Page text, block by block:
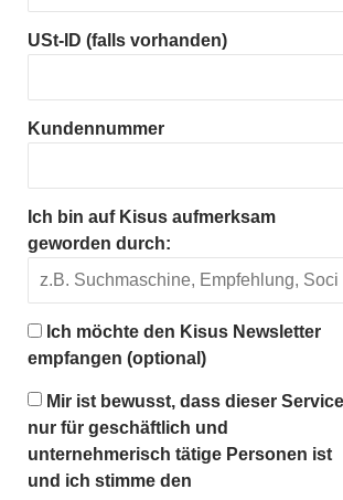
USt-ID (falls vorhanden)
Kundennummer
Ich bin auf Kisus aufmerksam
geworden durch:
Ich möchte den Kisus Newsletter
empfangen (optional)
Mir ist bewusst, dass dieser Service
nur für geschäftlich und
unternehmerisch tätige Personen ist
und ich stimme den